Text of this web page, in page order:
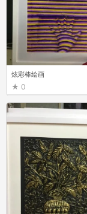
炫彩棒绘画
0